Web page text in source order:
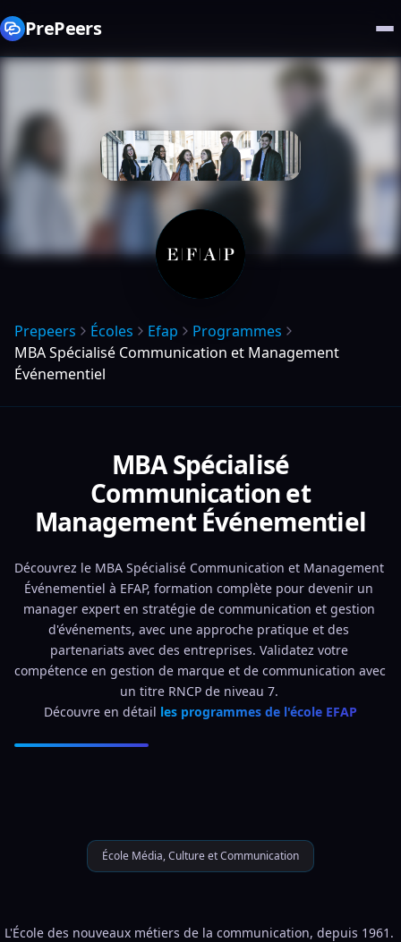
PrePeers
Prepeers Écoles Efap
Programmes
MBA Spécialisé Communication et Management
Événementiel
MBA Spécialisé
Communication et
Management Événementiel
Découvrez le MBA Spécialisé Communication et Management
Événementiel à EFAP, formation complète pour devenir un
manager expert en stratégie de communication et gestion
d'événements, avec une approche pratique et des
partenariats avec des entreprises. Validatez votre
compétence en gestion de marque et de communication avec
un titre RNCP de niveau 7.
Découvre en détail les programmes de l'école EFAP
École Média, Culture et Communication
L'École des nouveaux métiers de la communication, depuis 1961.